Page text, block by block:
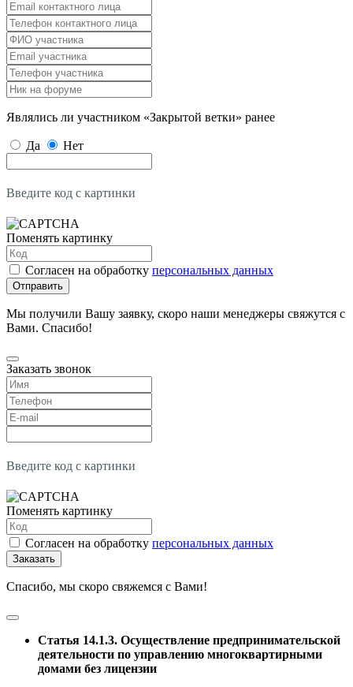
Являлись ли участником «Закрытой ветки» ранее
Да Нет
Введите код с картинки
Поменять картинку
Согласен на обработку персональных данных
Отправить
Мы получили Вашу заявку, скоро наши менеджеры свяжутся с
Вами. Спасибо!
Заказать звонок
Введите код с картинки
Поменять картинку
Согласен на обработку персональных данных
Заказать
Спасибо, мы скоро свяжемся с Вами!
Статья 14.1.3. Осуществление предпринимательской
деятельности по управлению многоквартирными
домами без лицензии